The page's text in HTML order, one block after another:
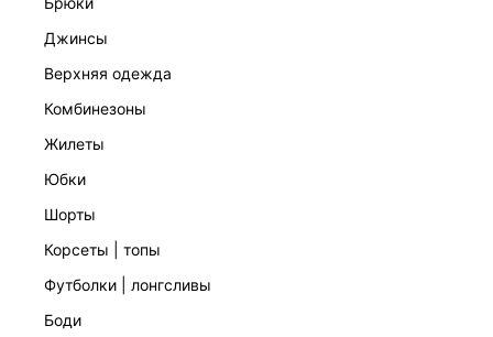
джинсы
верхняя одежда
комбинезоны
жилеты
юбки
шорты
корсеты | топы
футболки | лонгсливы
боди